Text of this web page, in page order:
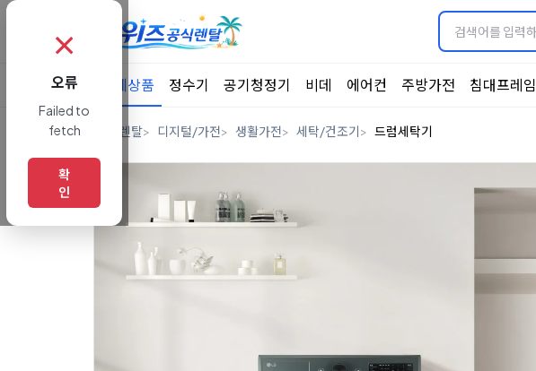
전체상품 정수기 공기청정기 비데 에어컨 주방가전 침대프레임
렌탈 디지털/가전 생활가전 세탁/건조기 드럼세탁기
✗
오류
Failed to
fetch
확
인